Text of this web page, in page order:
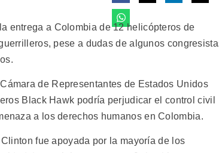
entrega a Colombia de 12 helicópteros de
pese a dudas de algunos
de Representantes de Estados Unidos
Black Hawk podría perjudicar el control civil
a los derechos humanos en Colombia.
fue apoyada por la mayoría de los